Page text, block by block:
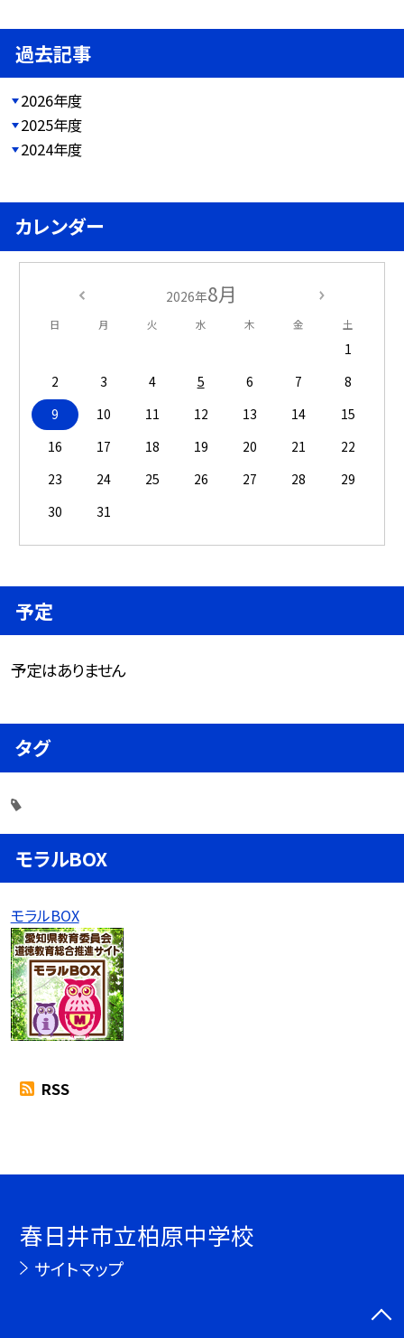
過去記事
2026年度
2025年度
2024年度
カレンダー
2026年8月
日 月 火 水 木 金 土
1
2
3 4 5 6 7
8
9
10 11 12 13 14
15
16
17 18 19 20 21
22
23
24 25 26 27 28
29
30
31
予定
予定はありません
タグ
モラルBOX
モラルBOX
RSS
春日井市立柏原中学校
サイトマップ